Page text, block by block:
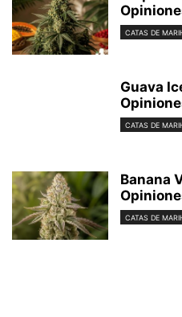
CATAS DE
Guava
CATAS DE
Banana
CATAS DE